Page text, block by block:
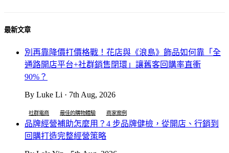
最新文章
別再靠降價打價格戰！花店與《浪島》飾品如何靠「全
通路開店平台+社群銷售閉環」讓舊客回購率直衝
90%？
By Luke Li · 7th Aug, 2026
社群電商 最佳的購物體驗 商家案例
品牌經營補助怎麼用？4 步品牌健檢，從開店、行銷到
回購打造完整經營策略